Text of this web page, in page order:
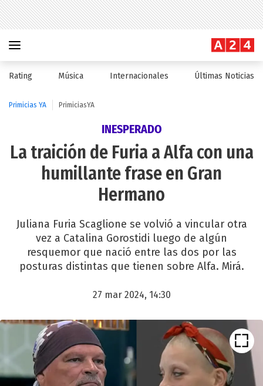
Rating Música Internacionales Últimas Noticias
Primicias YA PrimiciasYA
INESPERADO
La traición de Furia a Alfa con una
humillante frase en Gran
Hermano
Juliana Furia Scaglione se volvió a vincular otra
vez a Catalina Gorostidi luego de algún
resquemor que nació entre las dos por las
posturas distintas que tienen sobre Alfa. Mirá.
27 mar 2024, 14:30